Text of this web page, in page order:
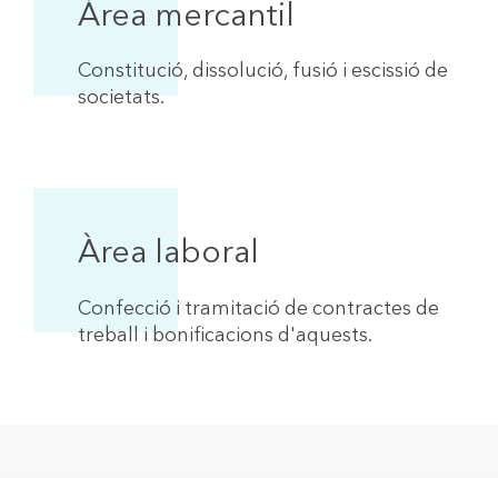
Àrea mercantil
Constitució, dissolució, fusió i escissió de
societats.
Àrea laboral
Confecció i tramitació de contractes de
treball i bonificacions d'aquests.